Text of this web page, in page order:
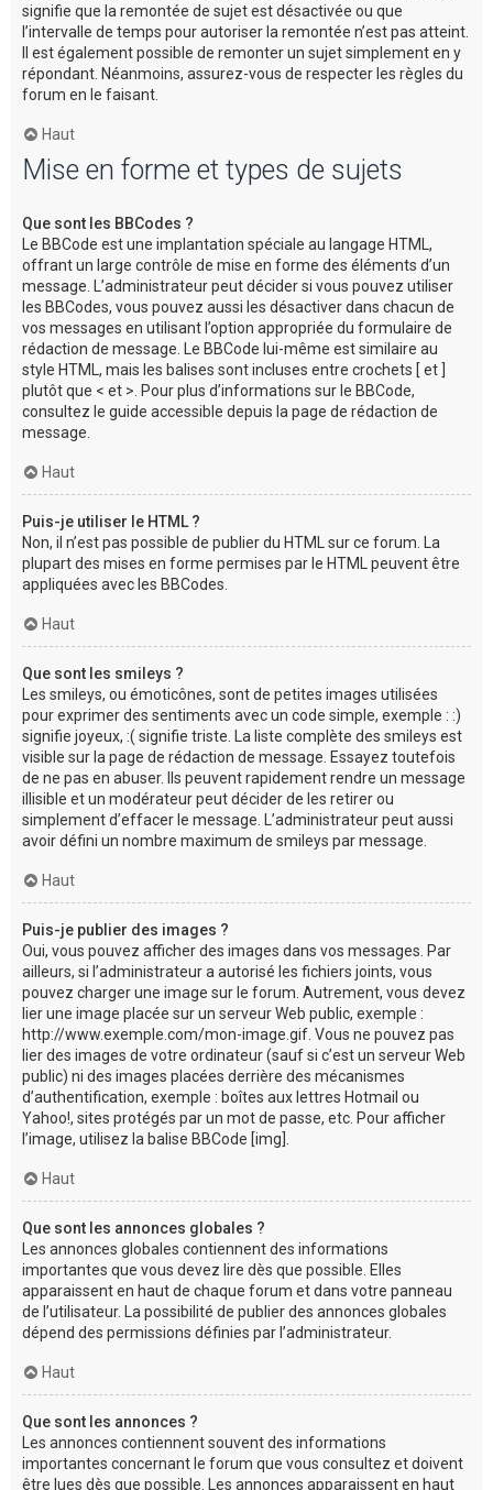
signifie que la remontée de sujet est désactivée ou que
l’intervalle de temps pour autoriser la remontée n’est pas atteint.
Il est également possible de remonter un sujet simplement en y
répondant. Néanmoins, assurez-vous de respecter les règles du
forum en le faisant.
Haut
Mise en forme et types de sujets
Que sont les BBCodes ?
Le BBCode est une implantation spéciale au langage HTML,
offrant un large contrôle de mise en forme des éléments d’un
message. L’administrateur peut décider si vous pouvez utiliser
les BBCodes, vous pouvez aussi les désactiver dans chacun de
vos messages en utilisant l’option appropriée du formulaire de
rédaction de message. Le BBCode lui-même est similaire au
style HTML, mais les balises sont incluses entre crochets [ et ]
plutôt que < et >. Pour plus d’informations sur le BBCode,
consultez le guide accessible depuis la page de rédaction de
message.
Haut
Puis-je utiliser le HTML ?
Non, il n’est pas possible de publier du HTML sur ce forum. La
plupart des mises en forme permises par le HTML peuvent être
appliquées avec les BBCodes.
Haut
Que sont les smileys ?
Les smileys, ou émoticônes, sont de petites images utilisées
pour exprimer des sentiments avec un code simple, exemple : :)
signifie joyeux, :( signifie triste. La liste complète des smileys est
visible sur la page de rédaction de message. Essayez toutefois
de ne pas en abuser. Ils peuvent rapidement rendre un message
illisible et un modérateur peut décider de les retirer ou
simplement d’effacer le message. L’administrateur peut aussi
avoir défini un nombre maximum de smileys par message.
Haut
Puis-je publier des images ?
Oui, vous pouvez afficher des images dans vos messages. Par
ailleurs, si l’administrateur a autorisé les fichiers joints, vous
pouvez charger une image sur le forum. Autrement, vous devez
lier une image placée sur un serveur Web public, exemple :
http://www.exemple.com/mon-image.gif. Vous ne pouvez pas
lier des images de votre ordinateur (sauf si c’est un serveur Web
public) ni des images placées derrière des mécanismes
d’authentification, exemple : boîtes aux lettres Hotmail ou
Yahoo!, sites protégés par un mot de passe, etc. Pour afficher
l’image, utilisez la balise BBCode [img].
Haut
Que sont les annonces globales ?
Les annonces globales contiennent des informations
importantes que vous devez lire dès que possible. Elles
apparaissent en haut de chaque forum et dans votre panneau
de l’utilisateur. La possibilité de publier des annonces globales
dépend des permissions définies par l’administrateur.
Haut
Que sont les annonces ?
Les annonces contiennent souvent des informations
importantes concernant le forum que vous consultez et doivent
être lues dès que possible. Les annonces apparaissent en haut